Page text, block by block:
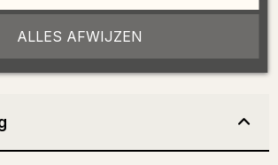
ALLES AFWIJZEN